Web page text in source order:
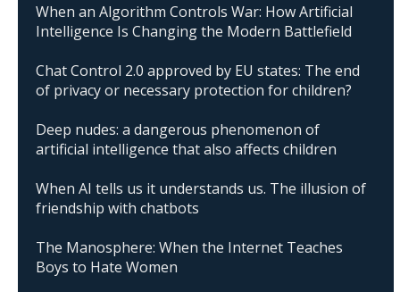
When an Algorithm Controls War: How Artificial
Intelligence Is Changing the Modern Battlefield
Chat Control 2.0 approved by EU states: The end
of privacy or necessary protection for children?
Deep nudes: a dangerous phenomenon of
artificial intelligence that also affects children
When AI tells us it understands us. The illusion of
friendship with chatbots
The Manosphere: When the Internet Teaches
Boys to Hate Women